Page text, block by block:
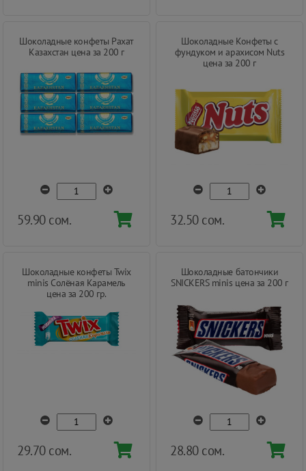
Шоколадные конфеты Рахат
Казахстан цена за 200 г
59.90 сом.
Шоколадные Конфеты с
фундуком и арахисом Nuts
цена за 200 г
32.50 сом.
Шоколадные конфеты Twix
minis Солёная Карамель
цена за 200 гр.
29.70 сом.
Шоколадные батончики
SNICKERS minis цена за 200 г
28.80 сом.